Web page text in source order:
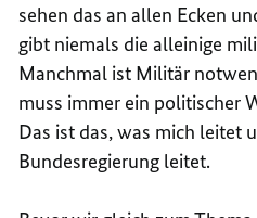
sehen das an allen Ecken
gibt niemals die alleinige
Manchmal ist Militär
muss immer ein politischer
Das ist das, was mich leitet
Bundesregierung leitet.